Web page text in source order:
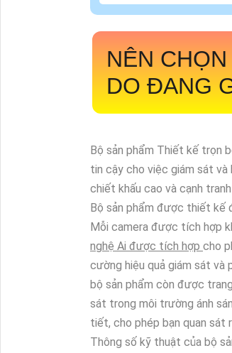
NÊN CHỌN
DO ĐANG
Bộ sản phẩm Thiết kế trọn
tin cậy cho việc giám sát và
chiết khấu cao và cạnh
Bộ sản phẩm được thiết kế
Mỗi camera được tích hợp
nghệ Ai được tích hợp cho
cường hiệu quả giám sát và
bộ sản phẩm còn được
sát trong môi trường ánh
tiết, cho phép bạn quan sát
Thông số kỹ thuật của bộ